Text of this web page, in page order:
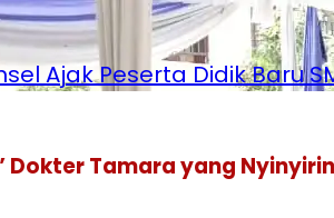
Ajak Peserta Didik Baru
Dokter Tamara yang